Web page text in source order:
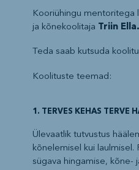
Kooriühingu mentoritega
ja kõnekoolitaja Triin Ella.
Teda saab kutsuda
Koolituste teemad:
1. TERVES KEHAS TERVE
Ülevaatlik tutvustus
kõnelemisel kui laulmisel.
sügava hingamise, kõne-